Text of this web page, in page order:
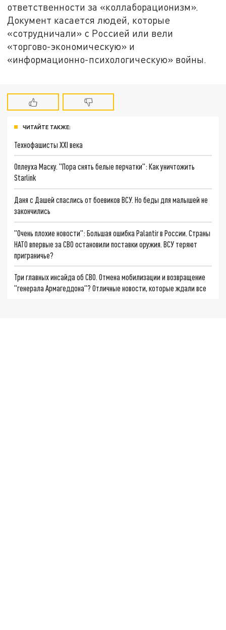
ответственности за «коллаборационизм».
Документ касается людей, которые
«сотрудничали» с Россией или вели
«торгово-экономическую» и
«информационно-психологическую» войны.
ЧИТАЙТЕ ТАКЖЕ:
Технофашисты XXI века
Оплеуха Маску. "Пора снять белые перчатки": Как уничтожить
Starlink
Даня с Дашей спаслись от боевиков ВСУ. Но беды для малышей не
закончились
"Очень плохие новости": Большая ошибка Palantir в России. Страны
НАТО впервые за СВО остановили поставки оружия. ВСУ теряют
приграничье?
Три главных инсайда об СВО. Отмена мобилизации и возвращение
"генерала Армагеддона"? Отличные новости, которые ждали все